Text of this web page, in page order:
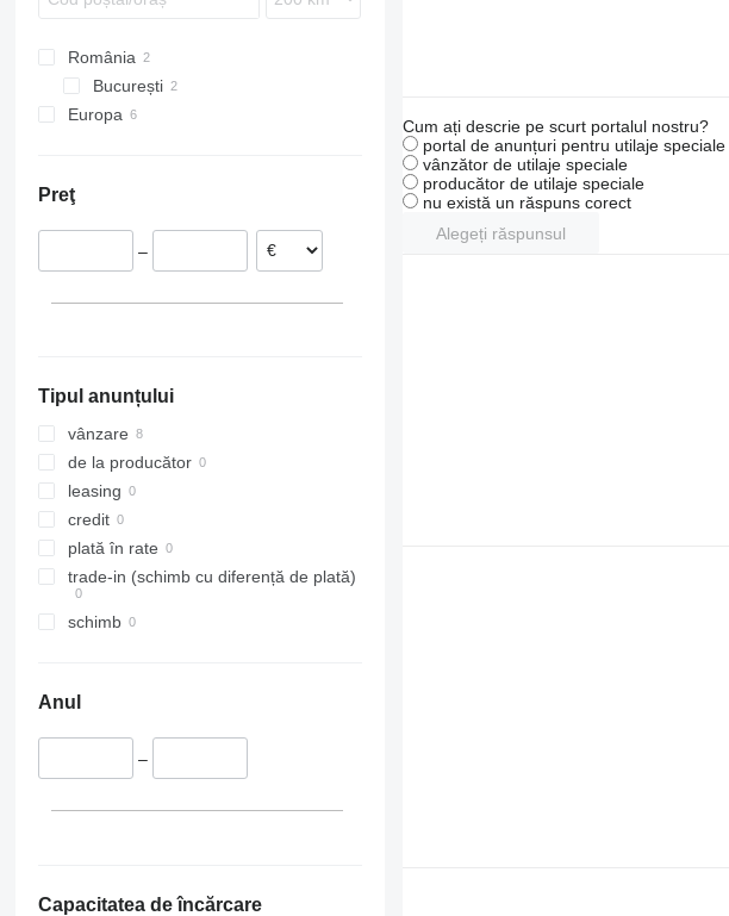
România
București
București
Europa
Preţ
–
Tipul anunțului
vânzare
de la producător
leasing
credit
plată în rate
trade-in (schimb cu diferență de plată)
schimb
Anul
–
Capacitatea de încărcare
Cum ați descrie pe scurt portalul nostru?
portal de anunțuri pentru utilaje speciale
vânzător de utilaje speciale
producător de utilaje speciale
nu există un răspuns corect
Alegeți răspunsul